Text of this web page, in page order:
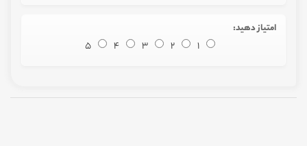
امتیاز دهید:
1
2
3
4
5